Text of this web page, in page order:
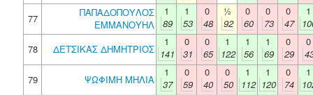
77
ΠΑΠΑΔΟΠΟΥΛΟΣ
ΕΜΜΑΝΟΥΗΛ
1
89
1
53
0
48
½
92
0
60
0
73
0
47
1
78
ΔΕΤΣΙΚΑΣ ΔΗΜΗΤΡΙΟΣ
1
141
0
31
0
65
1
122
1
56
1
69
0
29
0
79
ΨΩΦΙΜΗ ΜΗΛΙΑ
1
37
0
59
0
40
0
50
1
112
1
120
0
74
1